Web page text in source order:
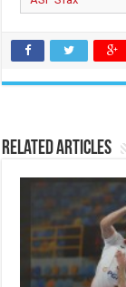
Related Articles